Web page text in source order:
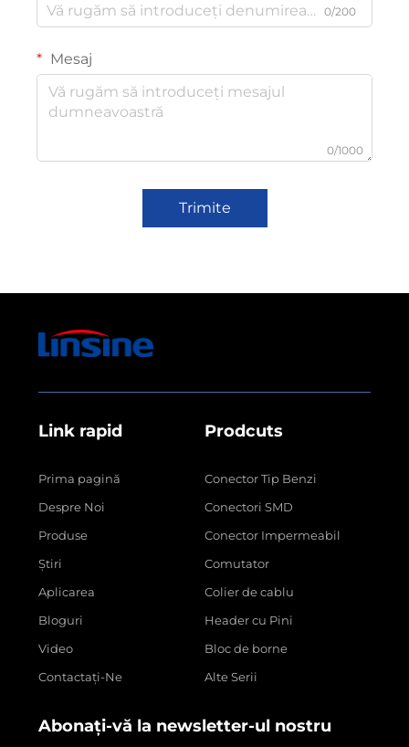
0/200
Mesaj
0/1000
Trimite
Link rapid
Prima pagină
Despre Noi
Produse
Știri
Aplicarea
Bloguri
Video
Contactați-Ne
Prodcuts
Conector Tip Benzi
Conectori SMD
Conector Impermeabil
Comutator
Colier de cablu
Header cu Pini
Bloc de borne
Alte Serii
Abonați-vă la newsletter-ul nostru